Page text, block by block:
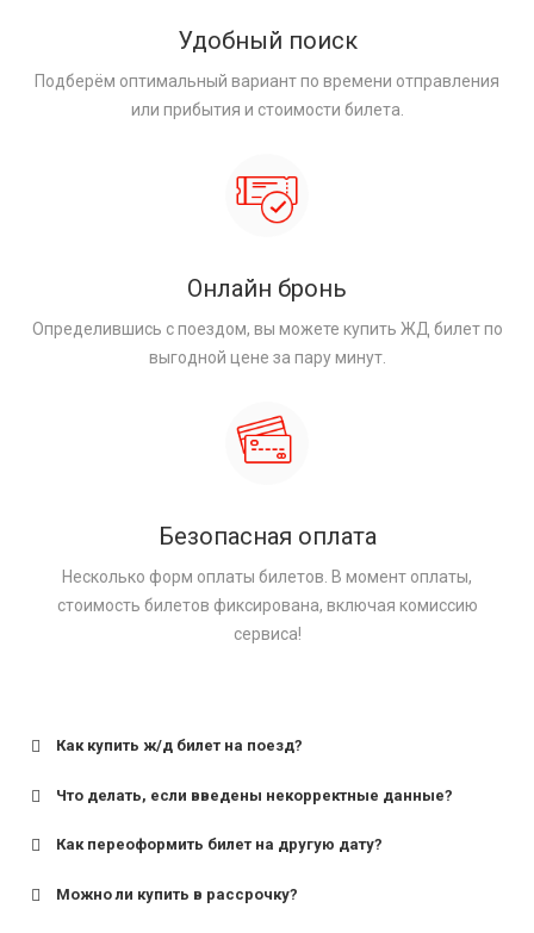
Удобный поиск
Подберём оптимальный вариант по времени отправления
или прибытия и стоимости билета.
Онлайн бронь
Определившись с поездом, вы можете купить ЖД билет по
выгодной цене за пару минут.
Безопасная оплата
Несколько форм оплаты билетов. В момент оплаты,
стоимость билетов фиксирована, включая комиссию
сервиса!
Как купить ж/д билет на поезд?
Что делать, если введены некорректные данные?
Как переоформить билет на другую дату?
Можно ли купить в рассрочку?